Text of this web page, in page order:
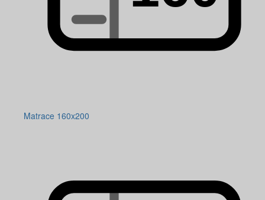
Matrace 160x200